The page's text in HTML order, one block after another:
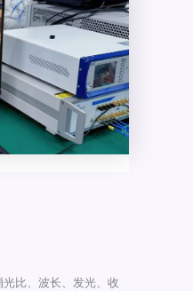
比、波长、发光、收